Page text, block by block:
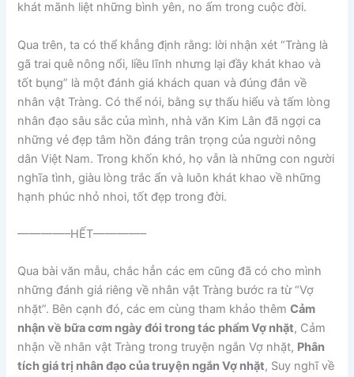
khát mãnh liệt những bình yên, no ấm trong cuộc đời.
Qua trên, ta có thể khẳng định rằng: lời nhận xét “Tràng là
gã trai quê nông nổi, liều lĩnh nhưng lại đầy khát khao và
tốt bụng” là một đánh giá khách quan và đúng đắn về
nhân vật Tràng. Có thể nói, bằng sự thấu hiểu và tấm lòng
nhân đạo sâu sắc của mình, nhà văn Kim Lân đã ngợi ca
những vẻ đẹp tâm hồn đáng trân trọng của người nông
dân Việt Nam. Trong khốn khó, họ vẫn là những con người
nghĩa tình, giàu lòng trắc ẩn và luôn khát khao về những
hạnh phúc nhỏ nhoi, tốt đẹp trong đời.
————–HẾT————–
Qua bài văn mẫu, chắc hẳn các em cũng đã có cho mình
những đánh giá riêng về nhân vật Tràng bước ra từ “Vợ
nhặt”. Bên cạnh đó, các em cùng tham khảo thêmCảm
nhận về bữa cơm ngày đói trong tác phẩm Vợ nhặt, Cảm
nhận về nhân vật Tràng trong truyện ngắn Vợ nhặt, Phân
tích giá trị nhân đạo của truyện ngắn Vợ nhặt, Suy nghĩ về